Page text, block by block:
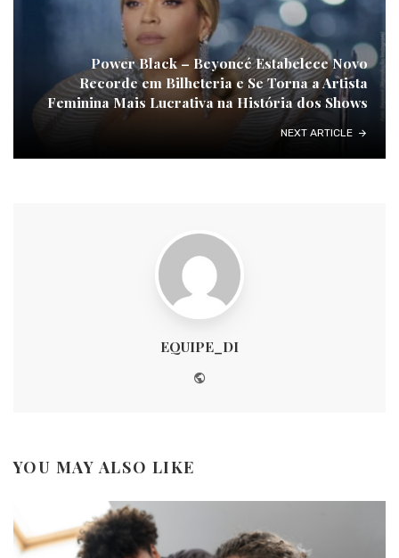
Power Black – Beyoncé Estabelece Novo
Recorde em Bilheteria e Se Torna a Artista
Feminina Mais Lucrativa na História dos Shows
NEXT ARTICLE
EQUIPE_DI
YOU MAY ALSO LIKE